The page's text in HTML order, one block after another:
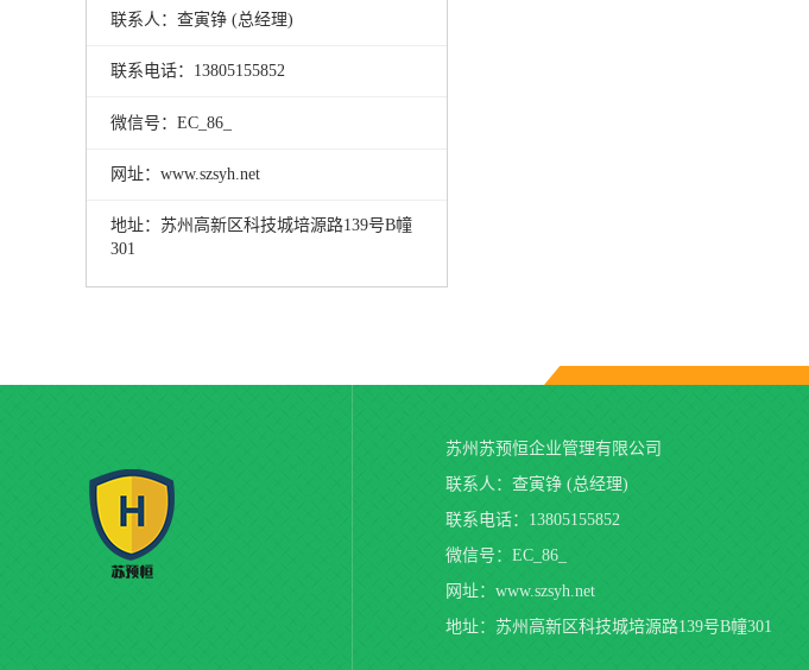
联系人：查寅铮 (总经理)
联系电话：13805155852
微信号：EC_86_
网址：www.szsyh.net
地址：苏州高新区科技城培源路139号B幢
301
苏州苏预恒企业管理有限公司
联系人：查寅铮 (总经理)
联系电话：13805155852
微信号：EC_86_
网址：www.szsyh.net
地址：苏州高新区科技城培源路139号B幢301